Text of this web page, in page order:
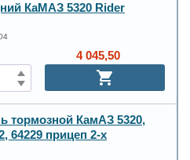
КаМАЗ 5320 Rider
4 045,50
тормозной КамАЗ 5320,
64229 прицеп 2-х